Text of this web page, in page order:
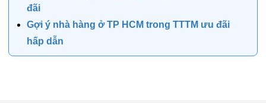
đãi
Gợi ý nhà hàng ở TP HCM trong TTTM ưu đãi
hấp dẫn